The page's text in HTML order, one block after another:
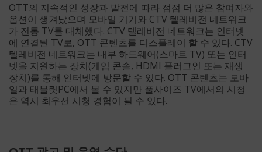
OTT의 지속적인 성장과 발전에 따라 점점 더 많은 참여자와
옵션이 생겨났으며 모바일 기기와 CTV 텔레비전 네트워크
가 전통 TV를 대체했다. CTV 텔레비전 네트워크는 인터넷
에 연결된 TV로, OTT 콘텐츠를 디스플레이 할 수 있다. CTV
텔레비전 네트워크는 내부 하드웨어(스마트 TV) 또는 인터
넷을 지원하는 장치(게임 콘솔, HDMI 플러그인 또는 재생
장치)를 통해 인터넷에 방문할 수 있다. OTT 콘텐츠는 모바
일과 태블릿PC에서 볼 수 있지만 풀사이즈 TV에서의 시청
은 역시 최우선 시청 경험이 될 수 있다.